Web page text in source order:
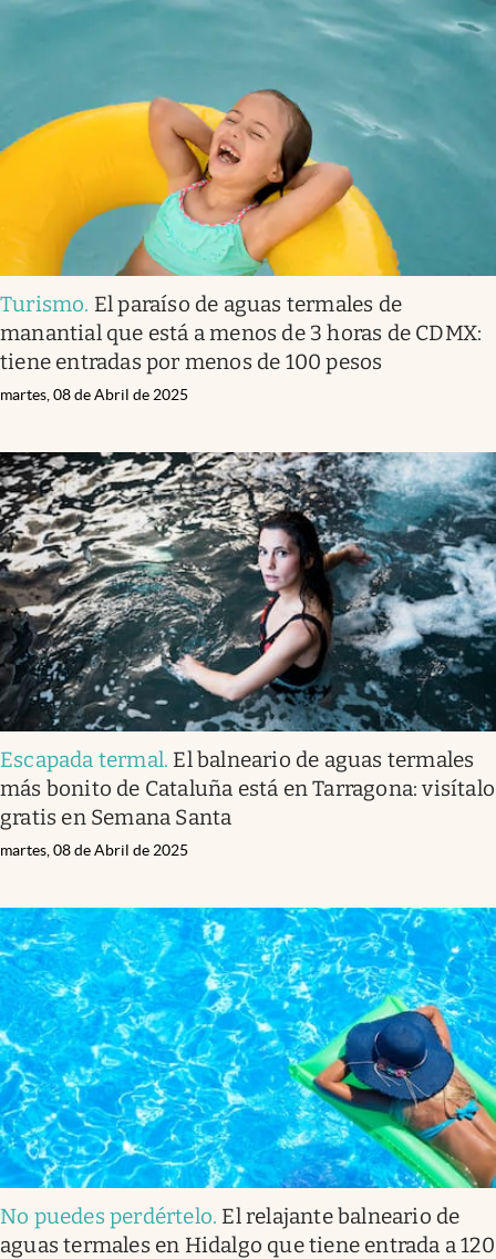
Turismo. El paraíso de aguas termales de
manantial que está a menos de 3 horas de CDMX:
tiene entradas por menos de 100 pesos
martes, 08 de Abril de 2025
Escapada termal. El balneario de aguas termales
más bonito de Cataluña está en Tarragona: visítalo
gratis en Semana Santa
martes, 08 de Abril de 2025
No puedes perdértelo. El relajante balneario de
aguas termales en Hidalgo que tiene entrada a 120